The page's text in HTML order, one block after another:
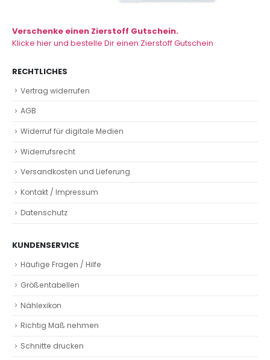
Verschenke einen Zierstoff Gutschein.
Klicke hier und bestelle Dir einen Zierstoff Gutschein
RECHTLICHES
Vertrag widerrufen
AGB
Widerruf für digitale Medien
Widerrufsrecht
Versandkosten und Lieferung
Kontakt / Impressum
Datenschutz
KUNDENSERVICE
Häufige Fragen / Hilfe
Größentabellen
Nählexikon
Richtig Maß nehmen
Schnitte drucken